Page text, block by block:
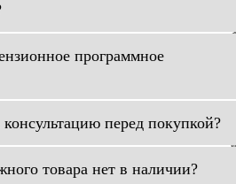
программное
перед покупкой?
товара нет в наличии?